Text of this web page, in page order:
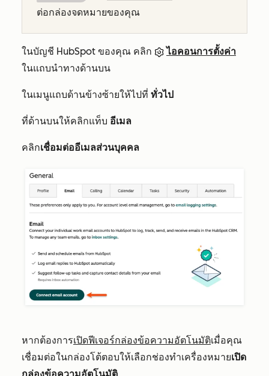
ต่อกล่องจดหมายของคุณ
ในบัญชี HubSpot ของคุณ คลิก
ไอคอนการตั้งค่า
ในแถบนำทางด้านบน
ในเมนูแถบด้านข้างซ้ายให้ไปที่ ทั่วไป
ที่ด้านบนให้คลิกแท็บ อีเมล
คลิกเชื่อมต่ออีเมลส่วนบุคคล
หากต้องการเปิดฟีเจอร์กล่องข้อความอัตโนมัติเมื่อคุณ
เชื่อมต่อในกล่องโต้ตอบให้เลือกช่องทำเครื่องหมายเปิด